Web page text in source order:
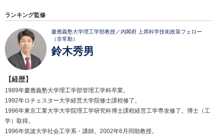
ランキング監修
慶應義塾大学理工学部教授／内閣府 上席科学技術政策フェロー
（非常勤）
鈴木秀男
【経歴】
1989年慶應義塾大学理工学部管理工学科卒業。
1992年ロチェスター大学経営大学院修士課程修了。
1996年東京工業大学大学院理工学研究科博士課程経営工学専攻修了。博士（工
学）取得。
1996年筑波大学社会工学系・講師。2002年6月同助教授。